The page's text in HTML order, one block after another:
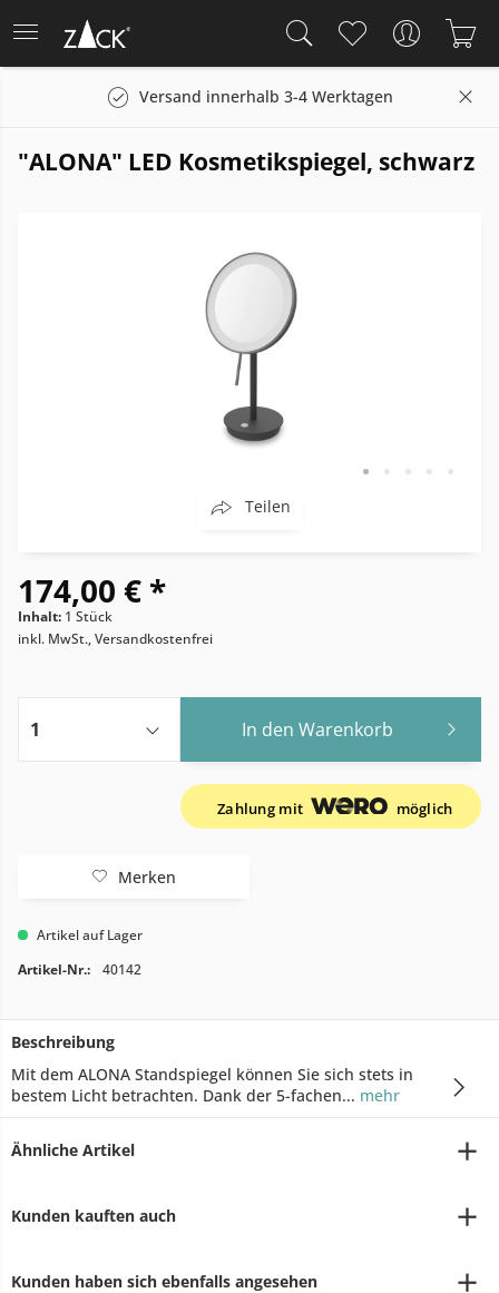
Versand innerhalb 3-4 Werktagen
"ALONA" LED Kosmetikspiegel, schwarz
Teilen
174,00 € *
Inhalt: 1 Stück
inkl. MwSt., Versandkostenfrei
In den Warenkorb
Zahlung mit möglich
Merken
Artikel auf Lager
Artikel-Nr.:
40142
Beschreibung
Mit dem ALONA Standspiegel können Sie sich stets in
bestem Licht betrachten. Dank der 5-fachen... mehr
Ähnliche Artikel
Kunden kauften auch
Kunden haben sich ebenfalls angesehen